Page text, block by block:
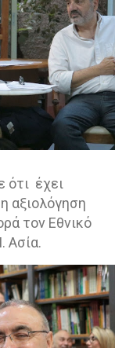
ότι έχει
αξιολόγηση
τον Εθνικό
Ασία.